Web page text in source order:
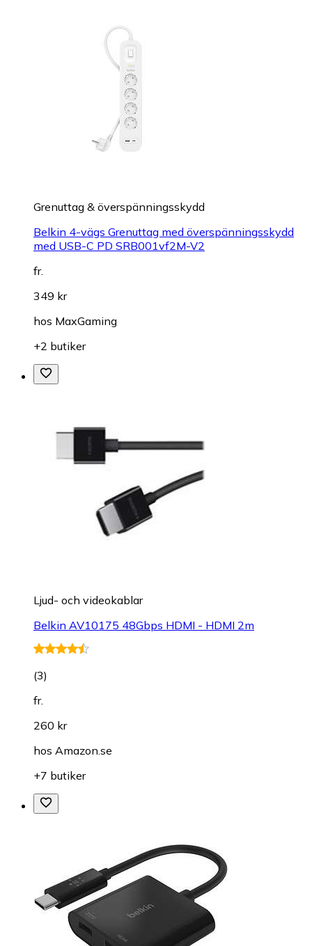
Grenuttag & överspänningsskydd
Belkin 4-vägs Grenuttag med överspänningsskydd
med USB-C PD SRB001vf2M-V2
fr.
349 kr
hos MaxGaming
+2 butiker
Ljud- och videokablar
Belkin AV10175 48Gbps HDMI - HDMI 2m
(3)
fr.
260 kr
hos Amazon.se
+7 butiker